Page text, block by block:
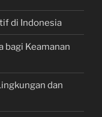
di Indonesia
bagi Keamanan
dan